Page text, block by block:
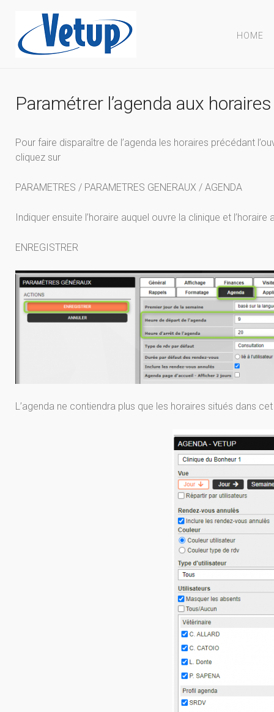
HOME
Paramétrer l’agenda aux
Pour faire disparaître de l’agenda les horaires précédant
cliquez sur
PARAMETRES / PARAMETRES GENERAUX / AGENDA
Indiquer ensuite l’horaire auquel ouvre la clinique et l’horaire
ENREGISTRER
L’agenda ne contiendra plus que les horaires situés dans